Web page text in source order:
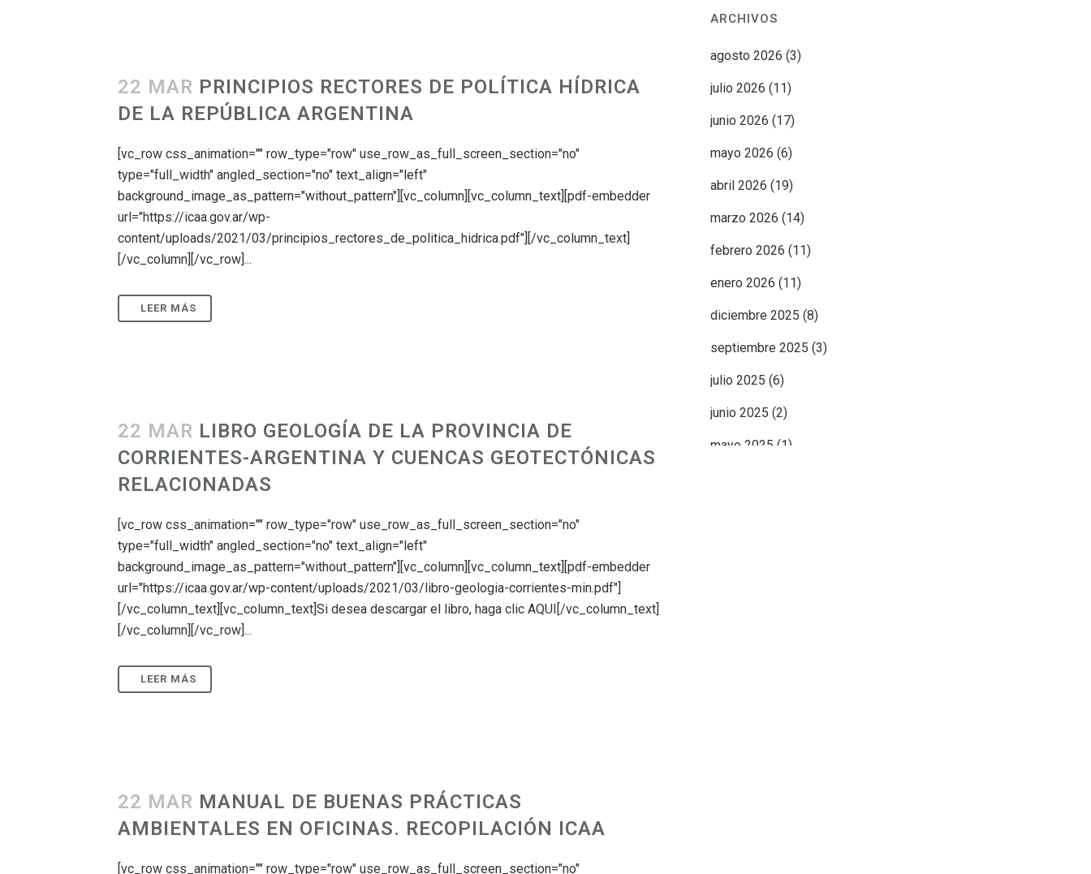
22 MAR PRINCIPIOS RECTORES DE POLÍTICA HÍDRICA
DE LA REPÚBLICA ARGENTINA
[vc_row css_animation="" row_type="row" use_row_as_full_screen_section="no"
type="full_width" angled_section="no" text_align="left"
background_image_as_pattern="without_pattern"][vc_column][vc_column_text][pdf-embedder
url="https://icaa.gov.ar/wp-
content/uploads/2021/03/principios_rectores_de_politica_hidrica.pdf"][/vc_column_text]
[/vc_column][/vc_row]...
22 MAR LIBRO GEOLOGÍA DE LA PROVINCIA DE
CORRIENTES-ARGENTINA Y CUENCAS GEOTECTÓNICAS
RELACIONADAS
[vc_row css_animation="" row_type="row" use_row_as_full_screen_section="no"
type="full_width" angled_section="no" text_align="left"
background_image_as_pattern="without_pattern"][vc_column][vc_column_text][pdf-embedder
url="https://icaa.gov.ar/wp-content/uploads/2021/03/libro-geologia-corrientes-min.pdf"]
[/vc_column_text][vc_column_text]Si desea descargar el libro, haga clic AQUI[/vc_column_text]
[/vc_column][/vc_row]...
22 MAR MANUAL DE BUENAS PRÁCTICAS
AMBIENTALES EN OFICINAS. RECOPILACIÓN ICAA
[vc_row css_animation="" row_type="row" use_row_as_full_screen_section="no"
ARCHIVOS
agosto 2026 (3)
julio 2026 (11)
junio 2026 (17)
mayo 2026 (6)
abril 2026 (19)
marzo 2026 (14)
febrero 2026 (11)
enero 2026 (11)
diciembre 2025 (8)
septiembre 2025 (3)
julio 2025 (6)
junio 2025 (2)
mayo 2025 (1)